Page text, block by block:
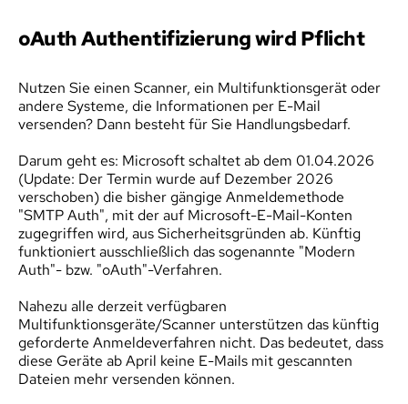
oAuth Authentifizierung wird Pflicht
Nutzen Sie einen Scanner, ein Multifunktionsgerät oder
andere Systeme, die Informationen per E-Mail
versenden? Dann besteht für Sie Handlungsbedarf.
Darum geht es: Microsoft schaltet ab dem 01.04.2026
(Update: Der Termin wurde auf Dezember 2026
verschoben) die bisher gängige Anmeldemethode
"SMTP Auth", mit der auf Microsoft-E-Mail-Konten
zugegriffen wird, aus Sicherheitsgründen ab. Künftig
funktioniert ausschließlich das sogenannte "Modern
Auth"- bzw. "oAuth"-Verfahren.
Nahezu alle derzeit verfügbaren
Multifunktionsgeräte/Scanner unterstützen das künftig
geforderte Anmeldeverfahren nicht. Das bedeutet, dass
diese Geräte ab April keine E-Mails mit gescannten
Dateien mehr versenden können.